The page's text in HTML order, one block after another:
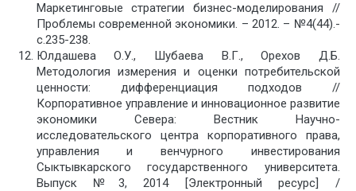
Маркетинговые стратегии бизнес-моделирования //
Проблемы современной экономики. – 2012. – №4(44).-
с.235-238.
Юлдашева О.У., Шубаева В.Г., Орехов Д.Б.
Методология измерения и оценки потребительской
ценности: дифференциация подходов //
Корпоративное управление и инновационное развитие
экономики Севера: Вестник Научно-
исследовательского центра корпоративного права,
управления и венчурного инвестирования
Сыктывкарского государственного университета.
Выпуск №3, 2014 [Электронный ресурс] /